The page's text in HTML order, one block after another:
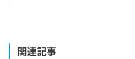
関連記事